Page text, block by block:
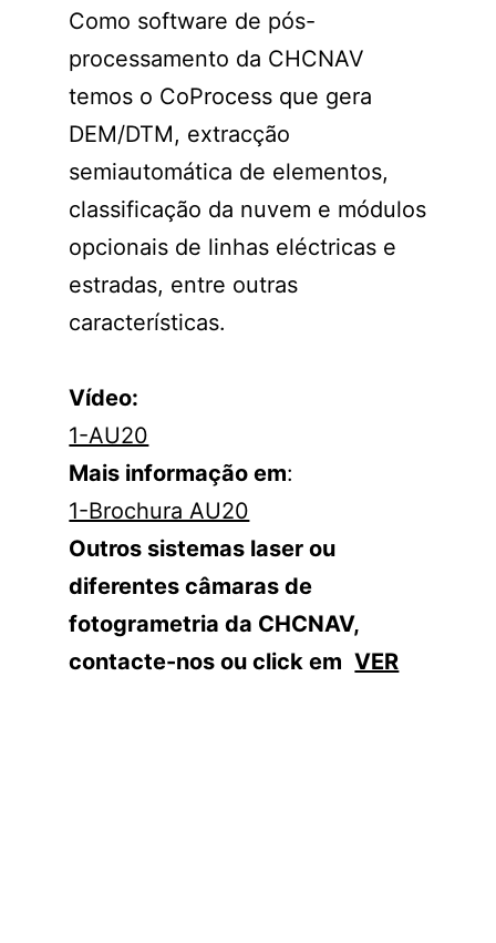
Como software de pós-
processamento da CHCNAV
temos o CoProcess que gera
DEM/DTM, extracção
semiautomática de elementos,
classificação da nuvem e módulos
opcionais de linhas eléctricas e
estradas, entre outras
características.
Vídeo:
1-AU20
Mais informação em:
1-Brochura AU20
Outros sistemas laser ou
diferentes câmaras de
fotogrametria da CHCNAV,
contacte-nos ou click em VER